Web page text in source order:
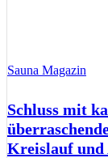
Sauna Magazin
Schluss mit
Kreislauf und